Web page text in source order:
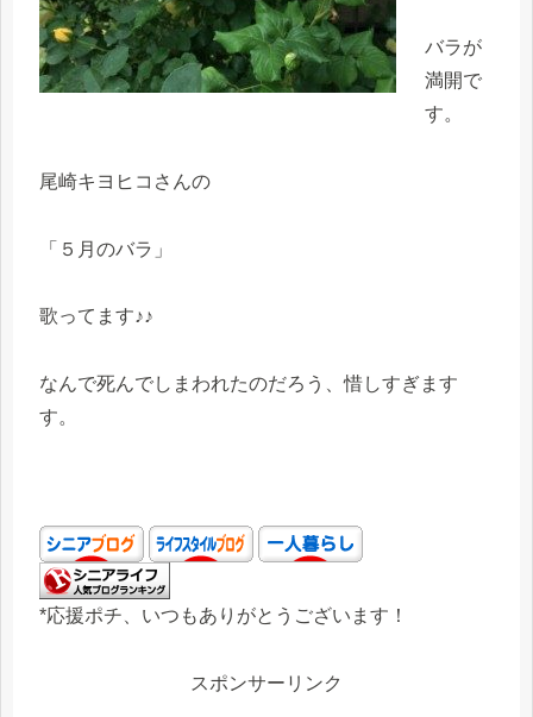
バラが
満開で
す。
尾崎キヨヒコさんの
「５月のバラ」
歌ってます♪♪
なんで死んでしまわれたのだろう、惜しすぎます
す。
*応援ポチ、いつもありがとうございます！
スポンサーリンク